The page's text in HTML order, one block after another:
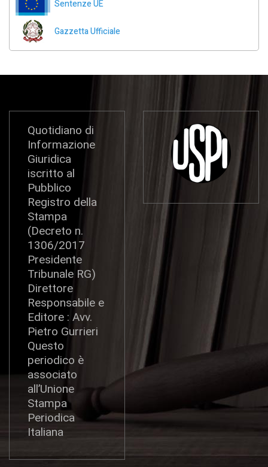
Sentenze UE
Gazzetta Ufficiale
Quotidiano di
Informazione
Giuridica
iscritto al
Pubblico
Registro della
Stampa
(Decreto n.
1306/2017
Presidente
Tribunale RG)
Direttore
Responsabile e
Editore : Avv.
Pietro Gurrieri
Questo
periodico è
associato
all’Unione
Stampa
Periodica
Italiana